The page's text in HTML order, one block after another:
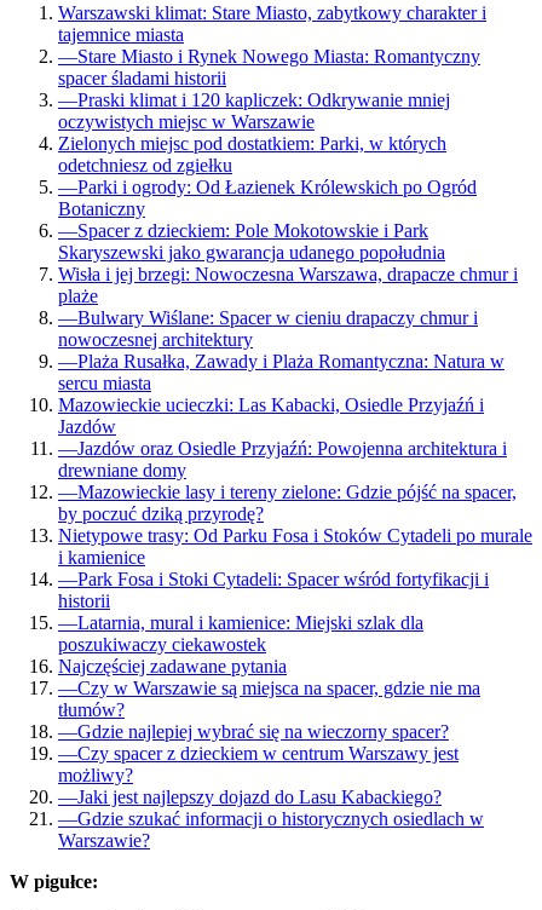
Warszawski klimat: Stare Miasto, zabytkowy charakter i
tajemnice miasta
—Stare Miasto i Rynek Nowego Miasta: Romantyczny
spacer śladami historii
—Praski klimat i 120 kapliczek: Odkrywanie mniej
oczywistych miejsc w Warszawie
Zielonych miejsc pod dostatkiem: Parki, w których
odetchniesz od zgiełku
—Parki i ogrody: Od Łazienek Królewskich po Ogród
Botaniczny
—Spacer z dzieckiem: Pole Mokotowskie i Park
Skaryszewski jako gwarancja udanego popołudnia
Wisła i jej brzegi: Nowoczesna Warszawa, drapacze chmur i
plaże
—Bulwary Wiślane: Spacer w cieniu drapaczy chmur i
nowoczesnej architektury
—Plaża Rusałka, Zawady i Plaża Romantyczna: Natura w
sercu miasta
Mazowieckie ucieczki: Las Kabacki, Osiedle Przyjaźń i
Jazdów
—Jazdów oraz Osiedle Przyjaźń: Powojenna architektura i
drewniane domy
—Mazowieckie lasy i tereny zielone: Gdzie pójść na spacer,
by poczuć dziką przyrodę?
Nietypowe trasy: Od Parku Fosa i Stoków Cytadeli po murale
i kamienice
—Park Fosa i Stoki Cytadeli: Spacer wśród fortyfikacji i
historii
—Latarnia, mural i kamienice: Miejski szlak dla
poszukiwaczy ciekawostek
Najczęściej zadawane pytania
—Czy w Warszawie są miejsca na spacer, gdzie nie ma
tłumów?
—Gdzie najlepiej wybrać się na wieczorny spacer?
—Czy spacer z dzieckiem w centrum Warszawy jest
możliwy?
—Jaki jest najlepszy dojazd do Lasu Kabackiego?
—Gdzie szukać informacji o historycznych osiedlach w
Warszawie?
W pigułce: